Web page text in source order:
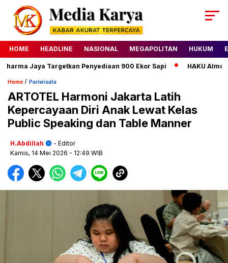
HOME HEADLINE NASIONAL MEGAPOLITAN HUKUM
Jaya Targetkan Penyediaan 900 Ekor Sapi HAKU Almond
Home / Pariwisata
ARTOTEL Harmoni Jakarta Latih
Kepercayaan Diri Anak Lewat Kelas
Public Speaking dan Table Manner
H.Abdillah
- Editor
Kamis, 14 Mei 2026 - 12:49 WIB